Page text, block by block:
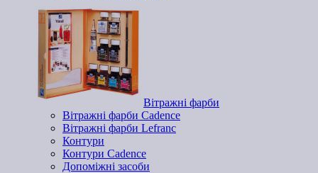
Вітражні фарби
Вітражні фарби Cadence
Вітражні фарби Lefranc
Контури
Контури Cadence
Допоміжні засоби